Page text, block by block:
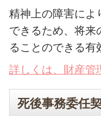
精神上の障害によ
できるため、将来
ることのできる有
詳しくは、財産管
死後事務委任